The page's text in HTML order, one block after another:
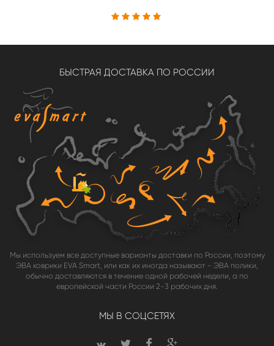
БЫСТРАЯ ДОСТАВКА ПО РОССИИ
Мы используем все доступные варианты доставки по России, поэтому
ЭВА коврики EVA Smart, или как их иногда называют - ЭВА полики,
обычно доставляются в течение одной рабочей недели, а по
европейской части России 2-3 рабочих дня.
МЫ В СОЦСЕТЯХ